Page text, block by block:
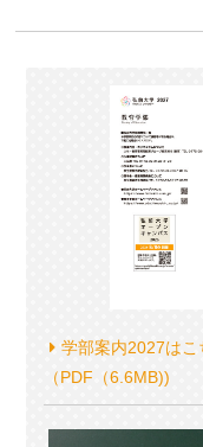
学部案内2027はこ
（PDF（6.6MB))